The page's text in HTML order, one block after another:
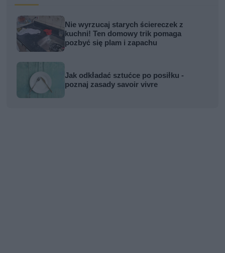
Nie wyrzucaj starych ściereczek z
kuchni! Ten domowy trik pomaga
pozbyć się plam i zapachu
Jak odkładać sztućce po posiłku -
poznaj zasady savoir vivre